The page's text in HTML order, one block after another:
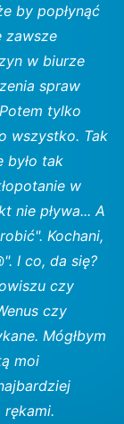
by popłynąć
zawsze
w biurze
spraw
tylko
wszystko. Tak
było tak
w
nie pływa... A
Kochani,
I co, da się?
czy
czy
Mógłbym
moi